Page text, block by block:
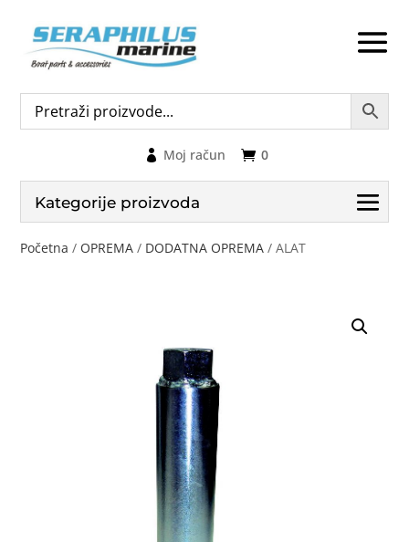
0
Moj račun
Kategorije proizvoda
Početna / OPREMA / DODATNA OPREMA / ALAT